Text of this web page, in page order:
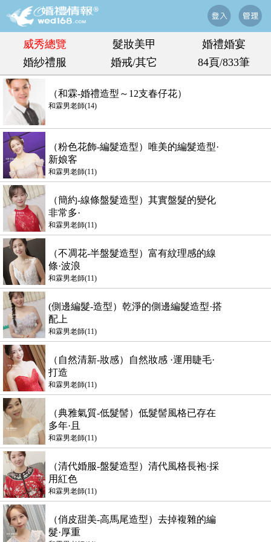
威秀總覽 髮妝美甲
婚禮婚宴
婚紗禮服
婚戒/其它 84頁/833筆
（和霖-婚禮造型～12支春仔花）
和霖男老師(14)
（粉色花飾-編髮造型）唯美的編髮造型·
新娘客
和霖男老師(11)
（簡約-線條盤髮造型）其實盤髮的變化
非常多·
和霖男老師(11)
（不凋花-半盤髮造型）富有紋理感的線
條·波浪
和霖男老師(11)
(側邊編髮-造型）乾淨的側邊編髮造型·搭
配上
和霖男老師(11)
（自然清新-妝感）自然妝感 ·運用睫毛·
打造
和霖男老師(11)
（典雅氣質-低髮髻）低髮髻風格已存在
多年·且
和霖男老師(11)
（清代婚服-盤髮造型）清代風格長袍·採
用紅色
和霖男老師(11)
（俏皮甜美-高馬尾造型）去掉複雜的編
髮·厚重